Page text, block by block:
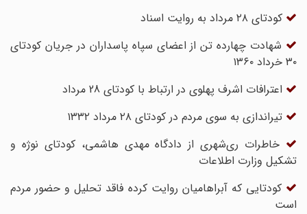
کودتای ۲۸ مرداد به روایت اسناد
شهادت چهارده تن از اعضای سپاه پاسداران در جریان کودتای
۳۰ خرداد ۱۳۶۰
اعترافات اشرف پهلوی در ارتباط با کودتای 28 مرداد
تیراندازی به سوی مردم در کودتای ۲۸ مرداد ۱۳۳۲
خاطرات ری‌شهری از دادگاه مهدی هاشمی، کودتای نوژه و
تشکیل وزارت اطلاعات
کودتایی که آبراهامیان روایت کرده فاقد تحلیل و حضور مردم
است